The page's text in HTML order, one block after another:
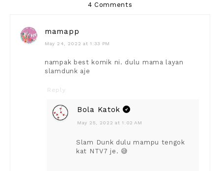
4 Comments
mamapp
May 24, 2022 at 1:33 PM
nampak best komik ni. dulu mama layan
slamdunk aje
Reply
Bola Katok
May 25, 2022 at 1:02 AM
Slam Dunk dulu mampu tengok
kat NTV7 je. 😅